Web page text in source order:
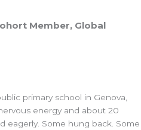
Member, Global
primary school in Genova,
energy and about 20
eagerly. Some hung back. Some